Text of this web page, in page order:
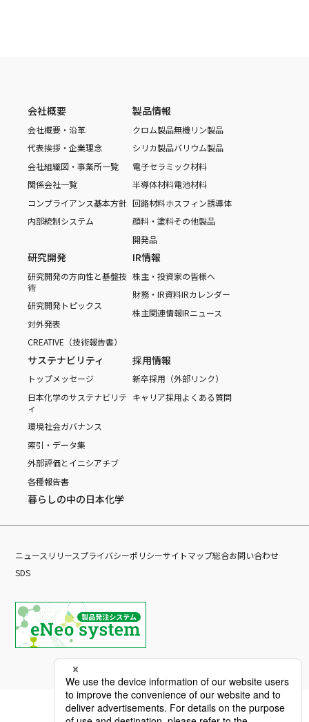
会社概要
会社概要・沿革
代表挨拶・企業理念
会社組織図・事業所一覧
関係会社一覧
コンプライアンス基本方針
内部統制システム
製品情報
クロム製品無機リン製品
シリカ製品バリウム製品
電子セラミック材料
半導体材料電池材料
回路材料ホスフィン誘導体
顔料・塗料その他製品
開発品
研究開発
研究開発の方向性と基盤技
術
研究開発トピックス
対外発表
CREATIVE（技術報告書）
IR情報
株主・投資家の皆様へ
財務・IR資料IRカレンダー
株主関連情報IRニュース
サステナビリティ
トップメッセージ
日本化学のサステナビリテ
ィ
環境社会ガバナンス
索引・データ集
外部評価とイニシアチブ
各種報告書
採用情報
新卒採用（外部リンク）
キャリア採用よくある質問
暮らしの中の日本化学
ニュースリリースプライバシーポリシーサイトマップ総合お問い合わせ
SDS